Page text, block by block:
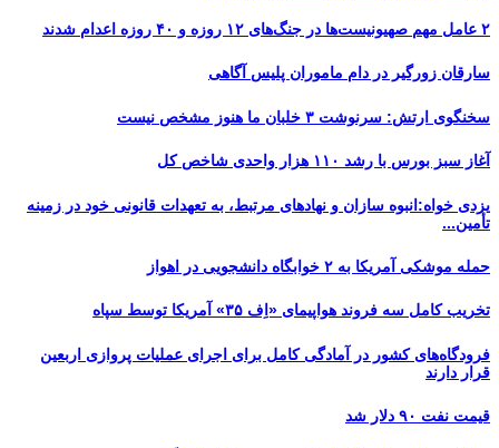
۲ عامل مهم صهیونیست‌ها در جنگ‌های ۱۲ روزه و ۴۰ روزه اعدام شدند
سارقان زورگیر در دام ماموران پلیس آگاهی
سخنگوی ارتش: سرنوشت ۳ خلبان ما هنوز مشخص نیست
آغاز سبز بورس با رشد ۱۱۰ هزار واحدی شاخص کل
یزدی خواه:انبوه سازان و نهادهای مرتبط، به تعهدات قانونی خود در زمینه
تأمین...
حمله موشکی آمریکا به ۲ خوابگاه دانشجویی در اهواز
تخریب کامل سه فروند هواپیمای «اِف ۳۵» آمریکا توسط سپاه
فرودگاه‌های کشور در آمادگی کامل برای اجرای عملیات پروازی اربعین
قرار دارند
قیمت نفت ۹۰ دلار شد